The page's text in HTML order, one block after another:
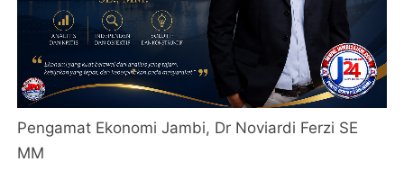
Pengamat Ekonomi Jambi, Dr Noviardi Ferzi SE
MM